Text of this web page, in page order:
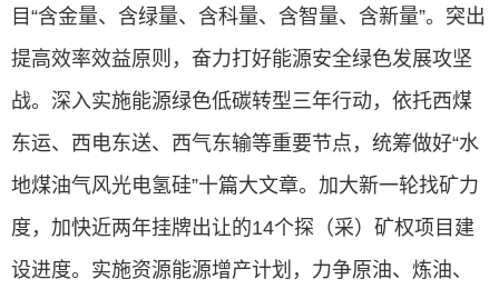
目“含金量、含绿量、含科量、含智量、含新量”。突出
提高效率效益原则，奋力打好能源安全绿色发展攻坚
战。深入实施能源绿色低碳转型三年行动，依托西煤
东运、西电东送、西气东输等重要节点，统筹做好“水
地煤油气风光电氢硅”十篇大文章。加大新一轮找矿力
度，加快近两年挂牌出让的14个探（采）矿权项目建
设进度。实施资源能源增产计划，力争原油、炼油、